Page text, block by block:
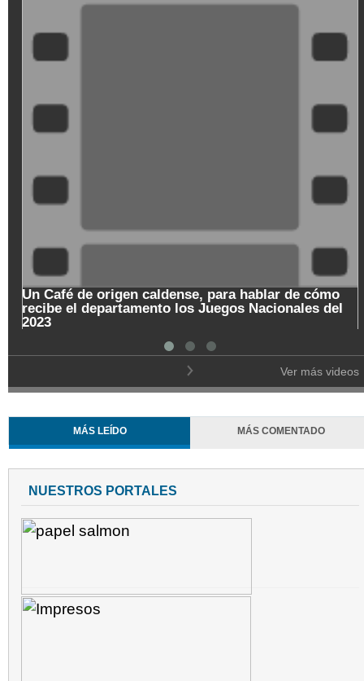
Un Café de origen caldense, para hablar de cómo
recibe el departamento los Juegos Nacionales del
2023
Ver más videos
MÁS LEÍDO MÁS COMENTADO
NUESTROS PORTALES